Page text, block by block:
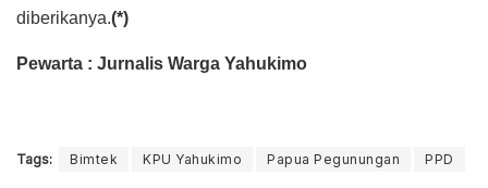
diberikanya.(*)
Pewarta : Jurnalis Warga Yahukimo
Tags: Bimtek KPU Yahukimo Papua Pegunungan PPD